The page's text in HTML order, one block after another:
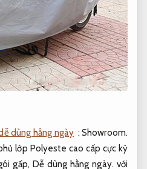
dùng hằng ngày :Showroom.
lớp Polyeste cao cấp cực kỳ
gấp, Dễ dùng hằng ngày. với